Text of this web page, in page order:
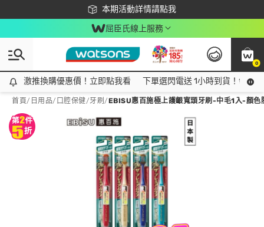
本期活動詳情請點我
下載app最高回饋$350
屈臣氏線上服務
0
激推換購優惠價！立即點我看
激推換購優惠價！立即點我看 下單選閃電送 1小時到貨！領神
首頁/ 日用品/ 口腔保健/牙刷 /EBISU惠百施極上護齦寬頭牙刷-中毛1入-顏色